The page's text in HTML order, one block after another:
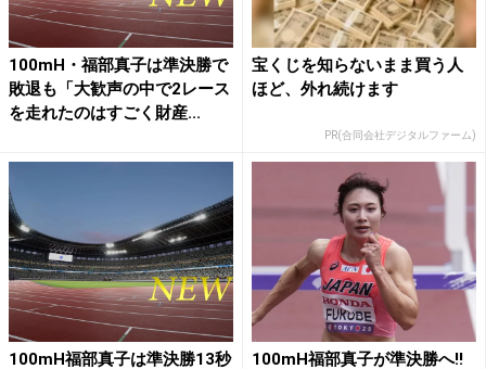
100mH・福部真子は準決勝で
敗退も「大歓声の中で2レース
を走れたのはすごく財産...
宝くじを知らないまま買う人
ほど、外れ続けます
PR(合同会社デジタルファーム)
100mH福部真子は準決勝13秒 100mH福部真子が準決勝へ!!